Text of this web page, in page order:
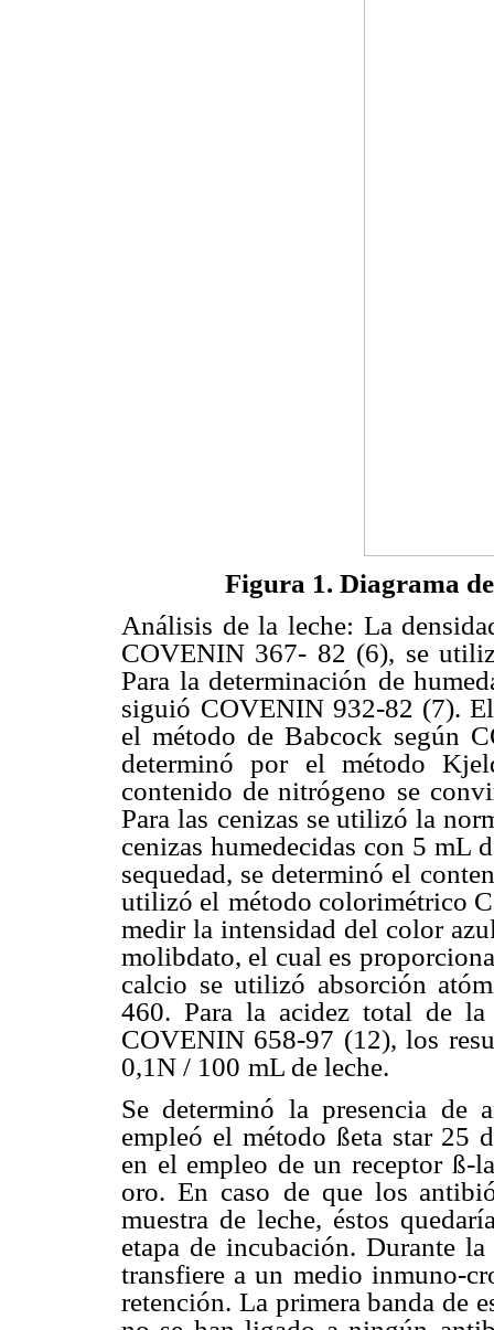
Figura 1. Diagrama
Análisis de la leche: La
COVENIN 367- 82 (6), se
Para la determinación de
siguió COVENIN 932-82 (7).
el método de Babcock según
determinó por el método
contenido de nitrógeno se
Para las cenizas se utilizó la
cenizas humedecidas con 5 mL
sequedad, se determinó el
utilizó el método colorimétrico
medir la intensidad del color
molibdato, el cual es
calcio se utilizó absorción
460. Para la acidez total de la
COVENIN 658-97 (12), los
0,1N / 100 mL de leche.
Se determinó la presencia de
empleó el método ßeta star 25
en el empleo de un receptor ß-
oro. En caso de que los
muestra de leche, éstos
etapa de incubación. Durante la
transfiere a un medio inmuno-
retención. La primera banda de